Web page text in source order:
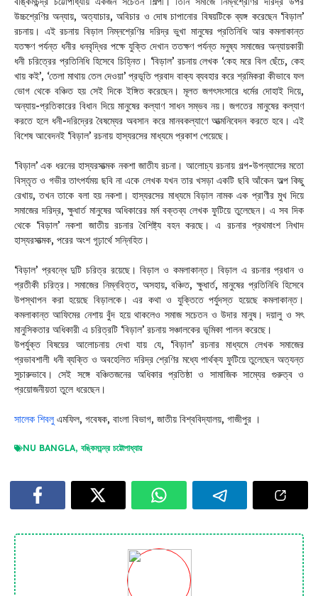
উচ্চশ্রেণির অন্যায়, অত্যাচার, অবিচার ও দোষ চাপানোর বিষয়টিকে ব্যঙ্গ করেছেন ‘বিড়াল’
রচনায়। এই রচনায় বিড়াল নিম্নশ্রেণির দরিদ্র ভুখা মানুষের প্রতিনিধি আর কমলাকান্ত
যতক্ষণ পর্যন্ত ধনীর ধনবৃদ্ধির পক্ষে যুক্তি দেখান ততক্ষণ পর্যন্ত মনুষ্য সমাজের অন্যায়কারী
ধনী চরিত্রের প্রতিনিধি হিসেবে চিহ্নিত। ‘বিড়াল’ রচনায় লেখক ‘কেহ মরে বিল ছেঁচে, কেহ
খায় কই’, ‘তেলা মাথায় তেল দেওয়া’ প্রভূতি প্রবাদ বাক্য ব্যবহার করে শ্রমিকরা কীভাবে ফল
ভোগ থেকে বঞ্চিত হয় সেই দিকে ইঙ্গিত করেছেন। মূলত জগৎসংসারে ধর্মের দোহাই দিয়ে,
অন্যায়-প্রতিকারের বিধান দিয়ে মানুষের কল্যাণ সাধন সম্ভব নয়। জগতের মানুষের কল্যাণ
করতে হলে ধনী-দরিদ্রের বৈষম্যের অবসান করে মানবকল্যাণে আত্মনিবেদন করতে হবে। এই
বিশেষ আবেদনই ‘বিড়াল’ রচনায় হাস্যরসের মাধ্যমে প্রকাশ পেয়েছে।
‘বিড়াল’ এক ধরনের হাস্যরসাত্মক নকশা জাতীয রচনা। আলোচ্য রচনায় গল্প-উপন্যাসের মতো
বিস্তৃত ও গভীর তাৎপর্যময় ছবি না একে লেখক যখন তার খসড়া একটি ছবি আঁকেন অল্প কিছু
রেখায়, তখন তাকে বলা হয় নকশা। হাস্যরসের মাধ্যমে বিড়াল নামক এক প্রাণীর মুখ দিয়ে
সমাজের দরিদ্র, ক্ষুধার্ত মানুষের অধিকারের মর্ম বক্তব্য লেখক ফুটিয়ে তুলেছেন। এ সব দিক
থেকে ‘বিড়াল’ নকশা জাতীয় রচনার বৈশিষ্ট্য বহন করছে। এ রচনার প্রথমাংশ নিখাদ
হাস্যরসাত্মক, পরের অংশ গূঢ়ার্থে সন্নিহিত।
‘বিড়াল’ প্রবন্ধে দুটি চরিত্র রয়েছে। বিড়াল ও কমলাকান্ত। বিড়াল এ রচনার প্রধান ও
প্রতীকী চরিত্র। সমাজের নিম্নবিত্ত, অসহায়, বঞ্চিত, ক্ষুধার্ত, মানুষের প্রতিনিধি হিসেবে
উপস্থাপন করা হয়েছে বিড়ালকে। এর কথা ও যুক্তিতে পর্যুদস্ত হয়েছে কমলাকান্ত।
কমলাকান্ত আফিমের নেশায় বুঁদ হয়ে থাকলেও সমাজ সচেতন ও উদার মানুষ। দয়ালু ও সৎ
মানুসিকতার অধিকারী এ চরিত্রটি ‘বিড়াল’ রচনায় সঞ্চালকের ভূমিকা পালন করেছে।
উপর্যুক্ত বিষয়ের আলোচনায় দেখা যায় যে, ‘বিড়াল’ রচনার মাধ্যমে লেখক সমাজের
প্রভাবশালী ধনী ব্যক্তি ও অবহেলিত দরিদ্র শ্রেণির মধ্যে পার্থক্য ফুটিয়ে তুলেছেন অত্যন্ত
সুচারুভাবে। সেই সঙ্গে বঞ্চিতজনের অধিকার প্রতিষ্ঠা ও সামাজিক সাম্যের গুরুত্ব ও
প্রয়োজনীয়তা তুলে ধরেছেন।
সালেক শিবলু এমফিল, গবেষক, বাংলা বিভাগ, জাতীয় বিশ্ববিদ্যালয়, গাজীপুর ।
NU BANGLA, বঙ্কিমচন্দ্র চট্টোপাধ্যায়